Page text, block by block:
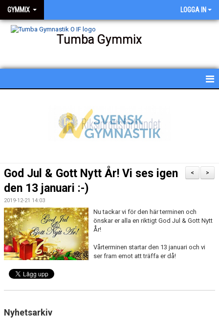
GYMMIX LOGGA IN
Tumba Gymmix
BESKRIVNING AV PASSEN
BILDGALLERI
DOKUMENT
TRÄNINGSRESA
TRIVSELREGLER
KONTAKT
VÅRA HALLAR
>
<
God Jul & Gott Nytt År! Vi ses igen
den 13 januari :-)
2019-12-21 14:03
Nu tackar vi för den här terminen och
önskar er alla en riktigt God Jul & Gott Nytt
År!
Vårterminen startar den 13 januari och vi
ser fram emot att träffa er då!
Nyhetsarkiv